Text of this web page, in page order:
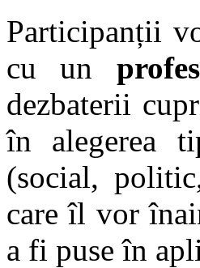
Participanții
cu un
dezbaterii
în alegerea
(social,
care îl vor
a fi puse în